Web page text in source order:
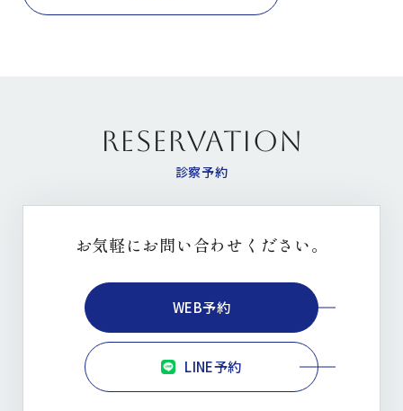
RESERVATION
診察予約
お気軽にお問い合わせください。
WEB予約
LINE予約